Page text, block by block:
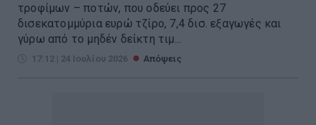
τροφίμων – ποτών, που οδεύει προς 27
δισεκατομμύρια ευρώ τζίρο, 7,4 δισ. εξαγωγές και
γύρω από το μηδέν δείκτη τιμ...
17:12 | 24 Ιουλίου 2026 Απόψεις